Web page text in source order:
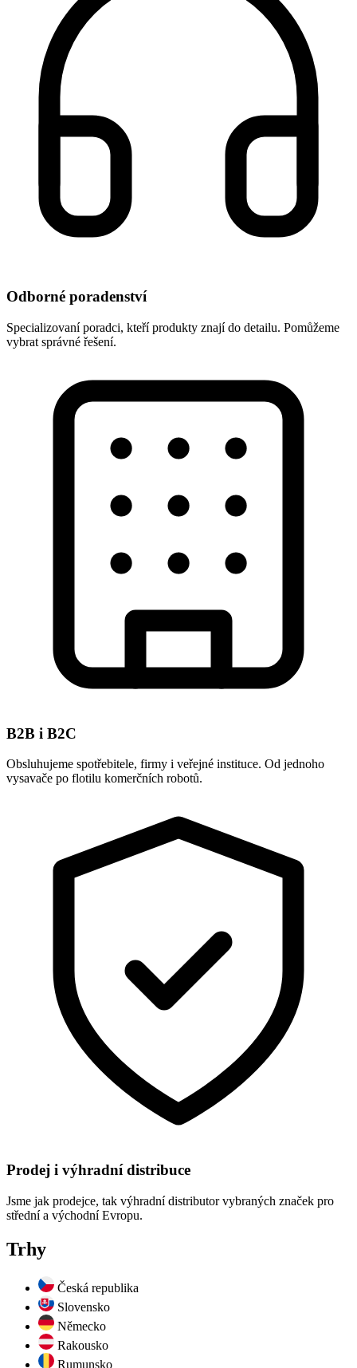
Odborné poradenství
Specializovaní poradci, kteří produkty znají do detailu. Pomůžeme
vybrat správné řešení.
B2B i B2C
Obsluhujeme spotřebitele, firmy i veřejné instituce. Od jednoho
vysavače po flotilu komerčních robotů.
Prodej i výhradní distribuce
Jsme jak prodejce, tak výhradní distributor vybraných značek pro
střední a východní Evropu.
Trhy
Česká republika
Slovensko
Německo
Rakousko
Rumunsko